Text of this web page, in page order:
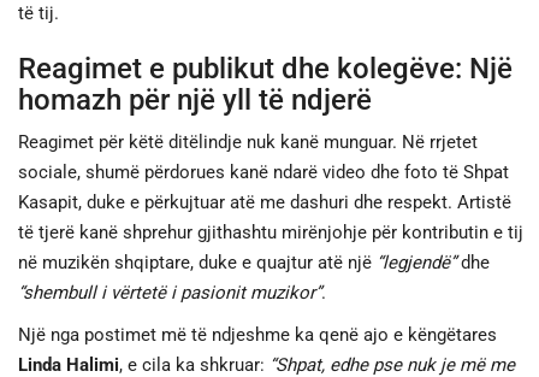
të tij.
Reagimet e publikut dhe kolegëve: Një
homazh për një yll të ndjerë
Reagimet për këtë ditëlindje nuk kanë munguar. Në rrjetet
sociale, shumë përdorues kanë ndarë video dhe foto të Shpat
Kasapit, duke e përkujtuar atë me dashuri dhe respekt. Artistë
të tjerë kanë shprehur gjithashtu mirënjohje për kontributin e tij
në muzikën shqiptare, duke e quajtur atë një “legjendë”dhe
“shembull i vërtetë i pasionit muzikor”.
Një nga postimet më të ndjeshme ka qenë ajo e këngëtares
Linda Halimi, e cila ka shkruar: “Shpat, edhe pse nuk je më me